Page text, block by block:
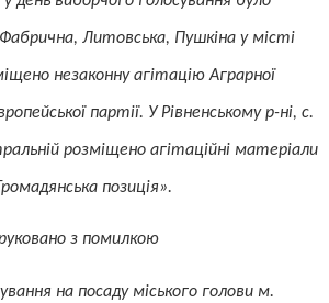
Литовська, Пушкіна у місті
незаконну агітацію Аграрної
партії. У Рівненському р-ні, с.
розміщено агітаційні матеріали
позиція».
з помилкою
на посаду міського голови м.